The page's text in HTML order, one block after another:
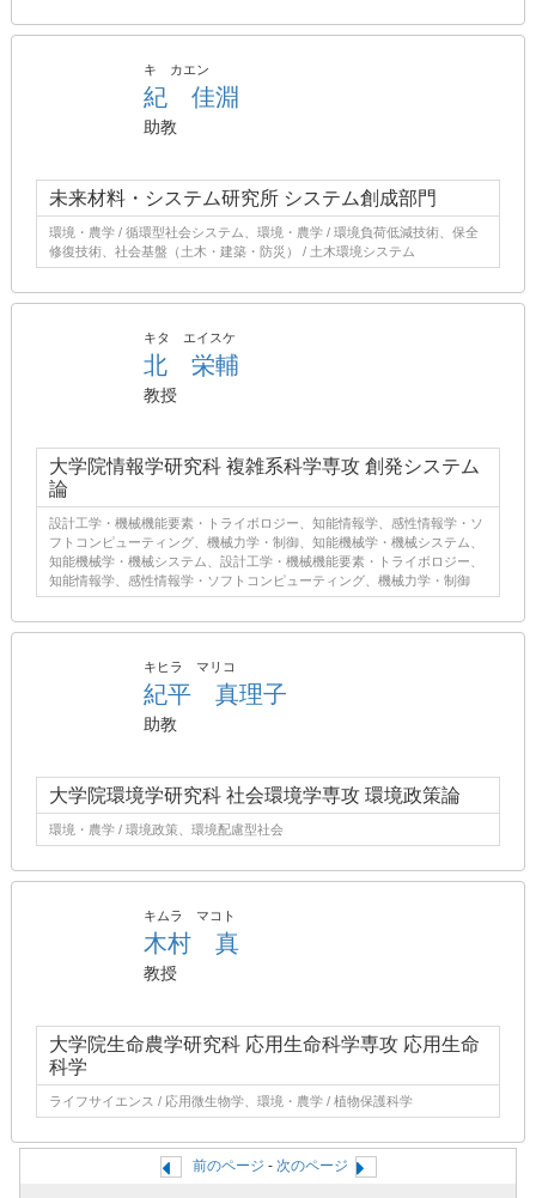
キ カエン
紀 佳淵
助教
未来材料・システム研究所 システム創成部門
環境・農学 / 循環型社会システム、環境・農学 / 環境負荷低減技術、保全
修復技術、社会基盤（土木・建築・防災） / 土木環境システム
キタ エイスケ
北 栄輔
教授
大学院情報学研究科 複雑系科学専攻 創発システム
論
設計工学・機械機能要素・トライボロジー、知能情報学、感性情報学・ソ
フトコンピューティング、機械力学・制御、知能機械学・機械システム、
知能機械学・機械システム、設計工学・機械機能要素・トライボロジー、
知能情報学、感性情報学・ソフトコンピューティング、機械力学・制御
キヒラ マリコ
紀平 真理子
助教
大学院環境学研究科 社会環境学専攻 環境政策論
環境・農学 / 環境政策、環境配慮型社会
キムラ マコト
木村 真
教授
大学院生命農学研究科 応用生命科学専攻 応用生命
科学
ライフサイエンス / 応用微生物学、環境・農学 / 植物保護科学
前のページ - 次のページ